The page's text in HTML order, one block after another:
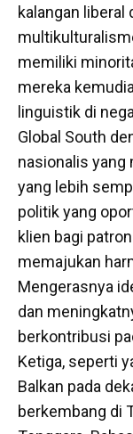
kalangan liberal
memiliki
mereka
linguistik di
Global South
nasionalis yang
yang lebih
politik yang
klien bagi
memajukan
Mengerasnya
dan
berkontribusi
Ketiga, seperti
Balkan pada
berkembang di